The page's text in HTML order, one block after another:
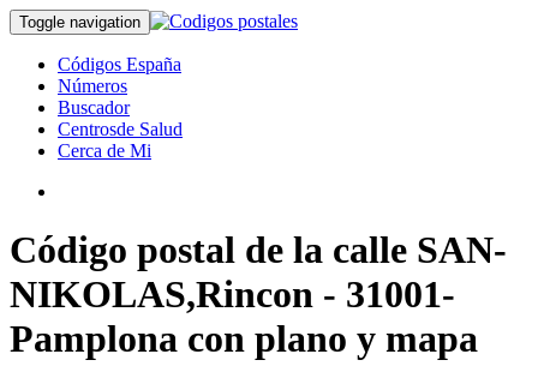
Toggle navigation
Códigos España
Números
Buscador
Centrosde Salud
Cerca de Mi
Código postal de la calle SAN-
NIKOLAS,Rincon - 31001-
Pamplona con plano y mapa